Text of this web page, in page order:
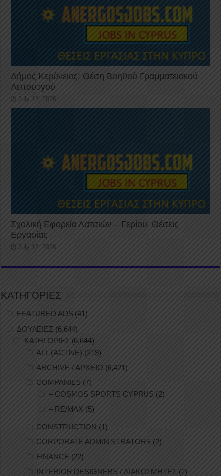
Δήμος Κερύνειας: Θέση Βοηθού Γραμματειακού
Λειτουργού
July 12, 2026
Σχολική Εφορεία Λατσιών – Γερίου: Θέσεις
Εργασίας
July 12, 2026
ΚΑΤΗΓΟΡΙΕΣ
FEATURED ADS (41)
ΔΟΥΛΕΙΕΣ (6,644)
ΚΑΤΗΓΟΡΙΕΣ (6,644)
ALL (ACTIVE) (219)
ARCHIVE / ΑΡΧΕΙΟ (6,421)
COMPANIES (7)
– COSMOS SPORTS CYPRUS (2)
– RE/MAX (5)
CONSTRUCTION (1)
CORPORATE ADMINISTRATORS (2)
FINANCE (22)
INTERIOR DESIGNERS / ΔΙΑΚΟΣΜΗΤΕΣ (2)